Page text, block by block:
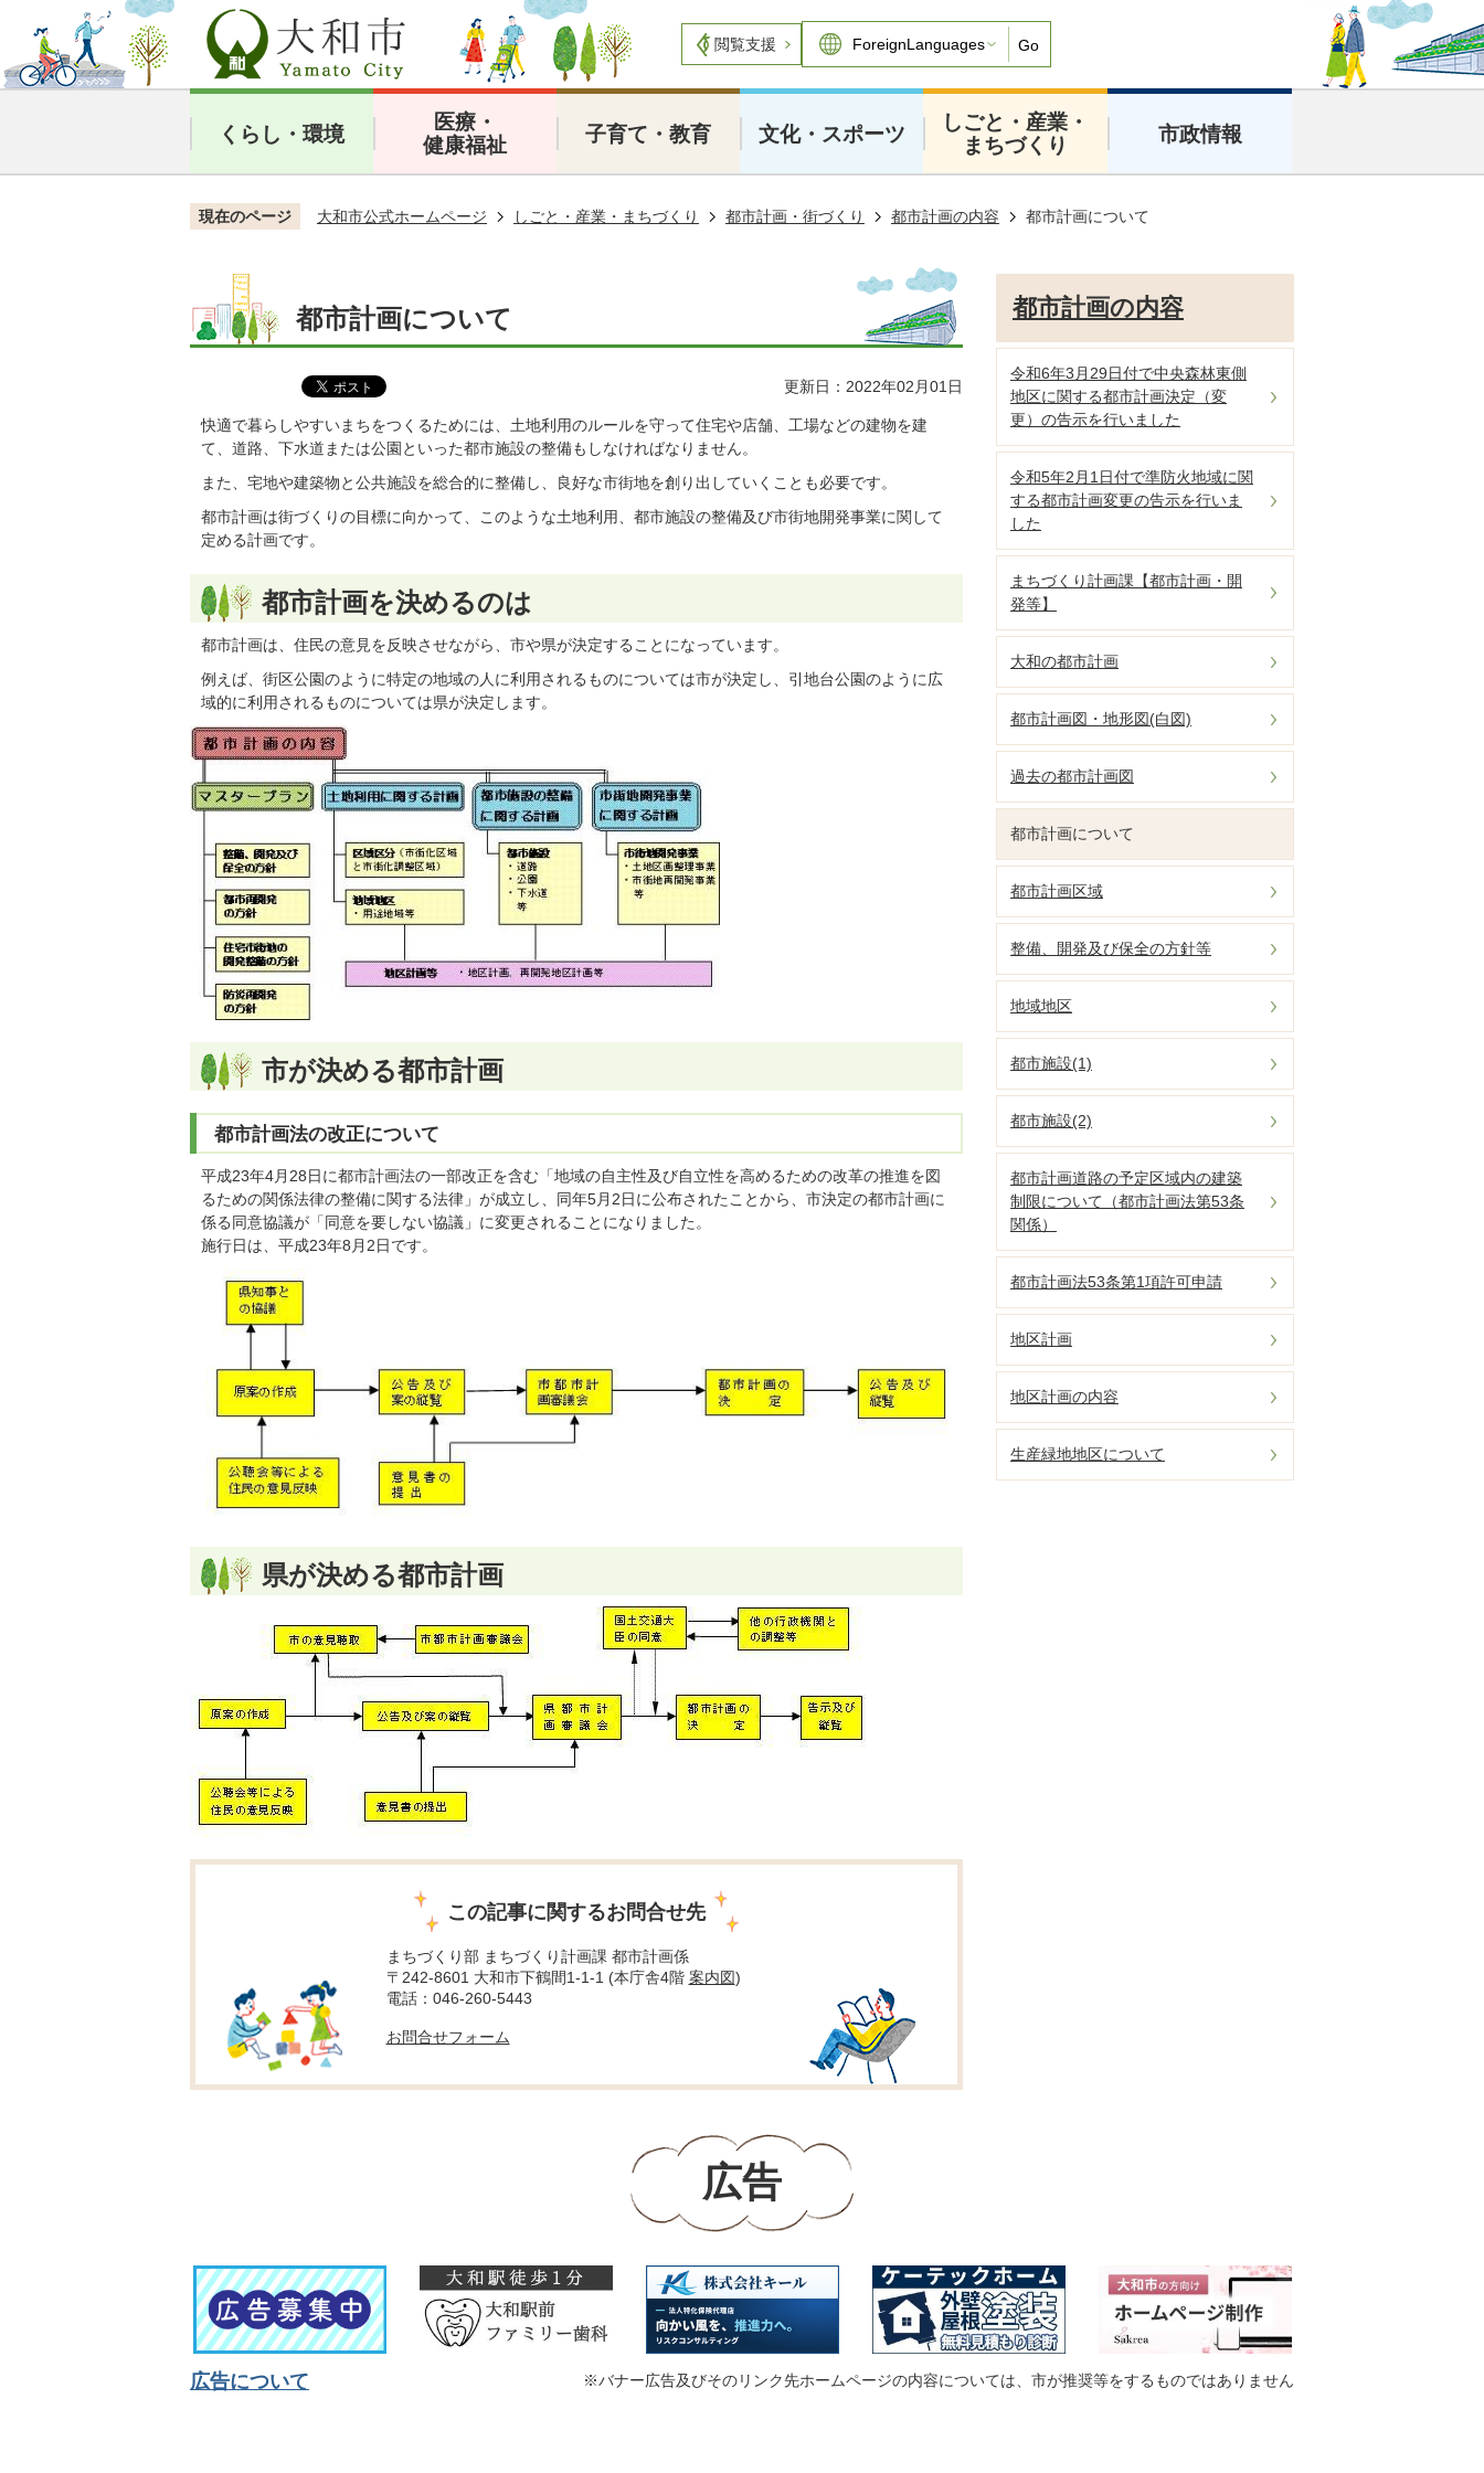
閲覧支援 Go
くらし・環境
医療・
健康福祉
子育て・教育 文化・スポーツ
しごと・産業・
まちづくり
市政情報
現在のページ 大和市公式ホームページ しごと・産業・まちづくり 都市計画・街づくり 都市計画の内容 都市計画について
都市計画について
更新日：2022年02月01日
快適で暮らしやすいまちをつくるためには、土地利用のルールを守って住宅や店舗、工場などの建物を建
て、道路、下水道または公園といった都市施設の整備もしなければなりません。
また、宅地や建築物と公共施設を総合的に整備し、良好な市街地を創り出していくことも必要です。
都市計画は街づくりの目標に向かって、このような土地利用、都市施設の整備及び市街地開発事業に関して
定める計画です。
都市計画を決めるのは
都市計画は、住民の意見を反映させながら、市や県が決定することになっています。
例えば、街区公園のように特定の地域の人に利用されるものについては市が決定し、引地台公園のように広
域的に利用されるものについては県が決定します。
市が決める都市計画
都市計画法の改正について
平成23年4月28日に都市計画法の一部改正を含む「地域の自主性及び自立性を高めるための改革の推進を図
るための関係法律の整備に関する法律」が成立し、同年5月2日に公布されたことから、市決定の都市計画に
係る同意協議が「同意を要しない協議」に変更されることになりました。
施行日は、平成23年8月2日です。
県が決める都市計画
この記事に関するお問合せ先
まちづくり部 まちづくり計画課 都市計画係
〒242-8601 大和市下鶴間1-1-1 (本庁舎4階 案内図)
電話：046-260-5443
お問合せフォーム
都市計画の内容
令和6年3月29日付で中央森林東側
地区に関する都市計画決定（変
更）の告示を行いました
令和5年2月1日付で準防火地域に関
する都市計画変更の告示を行いま
した
まちづくり計画課【都市計画・開
発等】
大和の都市計画
都市計画図・地形図(白図)
過去の都市計画図
都市計画について
都市計画区域
整備、開発及び保全の方針等
地域地区
都市施設(1)
都市施設(2)
都市計画道路の予定区域内の建築
制限について（都市計画法第53条
関係）
都市計画法53条第1項許可申請
地区計画
地区計画の内容
生産緑地地区について
広告
広告について ※バナー広告及びそのリンク先ホームページの内容については、市が推奨等をするものではありません